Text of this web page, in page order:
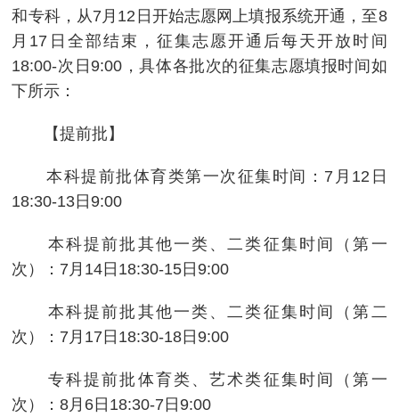
和专科，从7月12日开始志愿网上填报系统开通，至8
月17日全部结束，征集志愿开通后每天开放时间
18:00-次日9:00，具体各批次的征集志愿填报时间如
下所示：
【提前批】
本科提前批体育类第一次征集时间：7月12日
18:30-13日9:00
本科提前批其他一类、二类征集时间（第一
次）：7月14日18:30-15日9:00
本科提前批其他一类、二类征集时间（第二
次）：7月17日18:30-18日9:00
专科提前批体育类、艺术类征集时间（第一
次）：8月6日18:30-7日9:00